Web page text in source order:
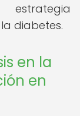
diabetes.
en la
en